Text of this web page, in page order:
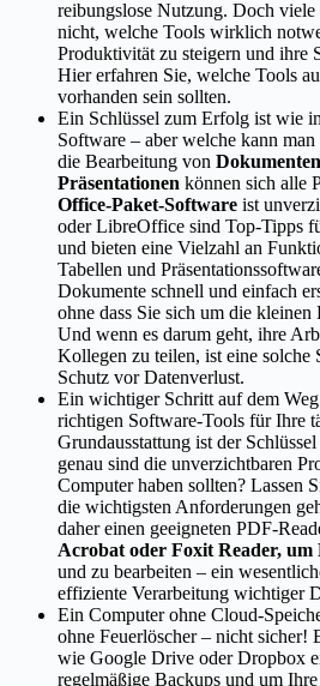
reibungslose Nutzung. Doch
nicht, welche Tools wirklich
Produktivität zu steigern und ihre
Hier erfahren Sie, welche Tools
vorhanden sein sollten.
Ein Schlüssel zum Erfolg ist wie
Software – aber welche kann
die Bearbeitung von
Präsentationen können sich alle
Office-Paket-Software ist
oder LibreOffice sind Top-Tipps
und bieten eine Vielzahl an
Tabellen und
Dokumente schnell und einfach
ohne dass Sie sich um die
Und wenn es darum geht, ihre
Kollegen zu teilen, ist eine
Schutz vor Datenverlust.
Ein wichtiger Schritt auf dem
richtigen Software-Tools für Ihre
Grundausstattung ist der
genau sind die unverzichtbaren
Computer haben sollten? Lassen
die wichtigsten Anforderungen
daher einen geeigneten PDF-
Acrobat oder Foxit Reader, um
und zu bearbeiten – ein
effiziente Verarbeitung wichtiger
Ein Computer ohne Cloud-
ohne Feuerlöscher – nicht sicher!
wie Google Drive oder Dropbox
regelmäßige Backups und um